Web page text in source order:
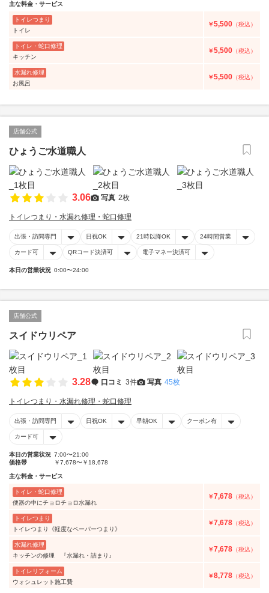
主な料金・サービス
トイレつまり
トイレ
￥5,500 （税込）
トイレ・蛇口修理
キッチン
￥5,500 （税込）
水漏れ修理
お風呂
￥5,500 （税込）
店舗公式
ひょうご水道職人
3.06 写真 2枚
トイレつまり・水漏れ修理・蛇口修理
出張・訪問専門 日祝OK 21時以降OK 24時間営業
カード可 QRコード決済可 電子マネー決済可
本日の営業状況 0:00〜24:00
店舗公式
スイドウリペア
3.28 口コミ 3件 写真 45枚
トイレつまり・水漏れ修理・蛇口修理
出張・訪問専門 日祝OK 早朝OK クーポン有
カード可
本日の営業状況 7:00〜21:00
価格帯
￥7,678〜￥18,678
主な料金・サービス
トイレ・蛇口修理
便器の中にチョロチョロ水漏れ
￥7,678 （税込）
トイレつまり
トイレつまり《軽度なペーパーつまり》
￥7,678 （税込）
水漏れ修理
キッチンの修理 『水漏れ・詰まり』
￥7,678 （税込）
トイレリフォーム
ウォシュレット施工費
￥8,778 （税込）